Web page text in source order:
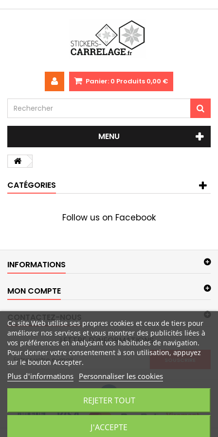
Panier: 0 Produits 0,00 €
MENU
CATÉGORIES
Follow us on Facebook
INFORMATIONS
MON COMPTE
CONTACTEZ-NOUS
LETTRE D'INFORMATIONS
Ce site Web utilise ses propres cookies et ceux de tiers pour
améliorer nos services et vous montrer des publicités liées à
vos préférences en analysant vos habitudes de navigation.
Pour donner votre consentement à son utilisation, appuyez
sur le bouton Accepter.
Plus d'informations Personnaliser les cookies
REJETER TOUT
J'ACCEPTE